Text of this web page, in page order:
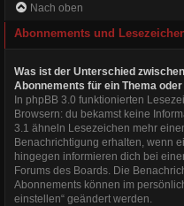
Nach oben
Abonnements und
Was ist der Unterschied
Abonnements für ein Thema
In phpBB 3.0 funktionierten
Browsern: du bekamst keine
3.1 ähneln Lesezeichen mehr
Benachrichtigung erhalten, wenn
hingegen informieren dich bei
Forums des Boards. Die
Abonnements können im
einstellen“ geändert werden.